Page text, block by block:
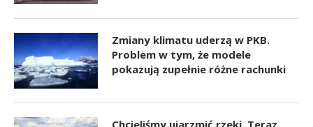
Zmiany klimatu uderzą w PKB.
Problem w tym, że modele
pokazują zupełnie różne rachunki
Chcieliśmy ujarzmić rzeki. Teraz